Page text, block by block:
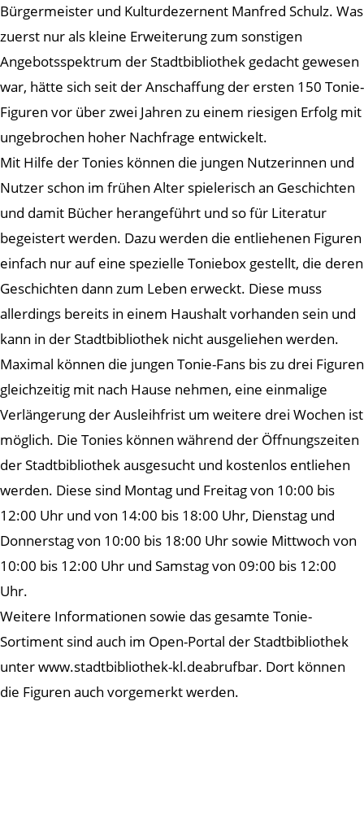
Bürgermeister und Kulturdezernent Manfred Schulz. Was
zuerst nur als kleine Erweiterung zum sonstigen
Angebotsspektrum der Stadtbibliothek gedacht gewesen
war, hätte sich seit der Anschaffung der ersten 150 Tonie-
Figuren vor über zwei Jahren zu einem riesigen Erfolg mit
ungebrochen hoher Nachfrage entwickelt.
Mit Hilfe der Tonies können die jungen Nutzerinnen und
Nutzer schon im frühen Alter spielerisch an Geschichten
und damit Bücher herangeführt und so für Literatur
begeistert werden. Dazu werden die entliehenen Figuren
einfach nur auf eine spezielle Toniebox gestellt, die deren
Geschichten dann zum Leben erweckt. Diese muss
allerdings bereits in einem Haushalt vorhanden sein und
kann in der Stadtbibliothek nicht ausgeliehen werden.
Maximal können die jungen Tonie-Fans bis zu drei Figuren
gleichzeitig mit nach Hause nehmen, eine einmalige
Verlängerung der Ausleihfrist um weitere drei Wochen ist
möglich. Die Tonies können während der Öffnungszeiten
der Stadtbibliothek ausgesucht und kostenlos entliehen
werden. Diese sind Montag und Freitag von 10:00 bis
12:00 Uhr und von 14:00 bis 18:00 Uhr, Dienstag und
Donnerstag von 10:00 bis 18:00 Uhr sowie Mittwoch von
10:00 bis 12:00 Uhr und Samstag von 09:00 bis 12:00
Uhr.
Weitere Informationen sowie das gesamte Tonie-
Sortiment sind auch im Open-Portal der Stadtbibliothek
unter www.stadtbibliothek-kl.deabrufbar. Dort können
die Figuren auch vorgemerkt werden.